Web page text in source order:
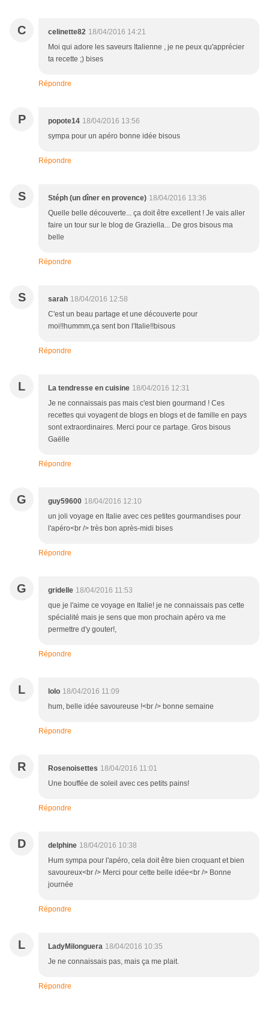
C celinette82 18/04/2016 14:21
Moi qui adore les saveurs Italienne , je ne peux qu'apprécier
ta recette ;) bises
Répondre
P popote14 18/04/2016 13:56
sympa pour un apéro bonne idée bisous
Répondre
S Stéph (un dîner en provence) 18/04/2016 13:36
Quelle belle découverte... ça doit être excellent ! Je vais aller
faire un tour sur le blog de Graziella... De gros bisous ma
belle
Répondre
S sarah 18/04/2016 12:58
C'est un beau partage et une découverte pour
moi!!hummm,ça sent bon l'Italie!!bisous
Répondre
L La tendresse en cuisine 18/04/2016 12:31
Je ne connaissais pas mais c'est bien gourmand ! Ces
recettes qui voyagent de blogs en blogs et de famille en pays
sont extraordinaires. Merci pour ce partage. Gros bisous
Gaëlle
Répondre
G guy59600 18/04/2016 12:10
un joli voyage en Italie avec ces petites gourmandises pour
l'apéro<br /> très bon après-midi bises
Répondre
G gridelle 18/04/2016 11:53
que je l'aime ce voyage en Italie! je ne connaissais pas cette
spécialité mais je sens que mon prochain apéro va me
permettre d'y gouter!,
Répondre
L lolo 18/04/2016 11:09
hum, belle idée savoureuse !<br /> bonne semaine
Répondre
R Rosenoisettes 18/04/2016 11:01
Une bouffée de soleil avec ces petits pains!
Répondre
D delphine 18/04/2016 10:38
Hum sympa pour l'apéro, cela doit être bien croquant et bien
savoureux<br /> Merci pour cette belle idée<br /> Bonne
journée
Répondre
L LadyMilonguera 18/04/2016 10:35
Je ne connaissais pas, mais ça me plait.
Répondre